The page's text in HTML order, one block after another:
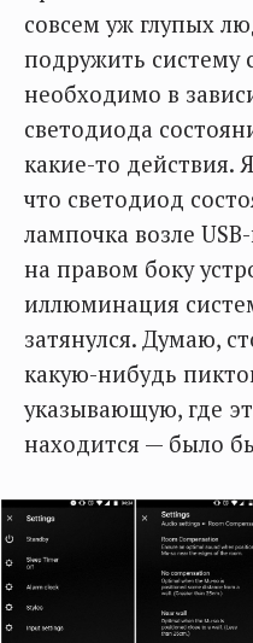
совсем уж глупых
подружить систему
необходимо в
светодиода
какие-то действия.
что светодиод
лампочка возле
на правом боку
иллюминация
затянулся. Думаю,
какую-нибудь
указывающую, где
находится — было